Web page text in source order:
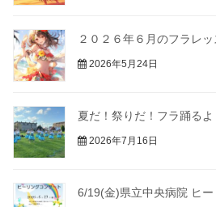
２０２６年６月のフラレッ
2026年5月24日
夏だ！祭りだ！フラ踊るよ
2026年7月16日
6/19(金)県立中央病院 ヒー